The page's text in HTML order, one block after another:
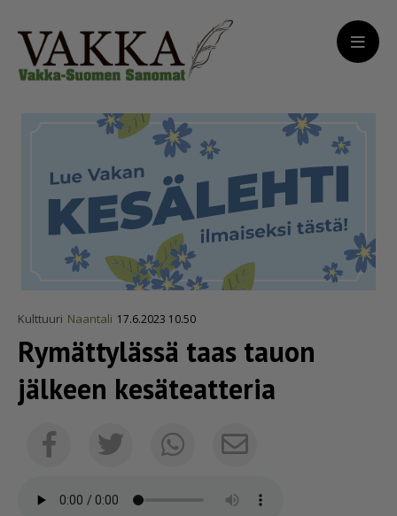
Kulttuuri Naantali 17.6.2023 10.50
Rymättylässä taas tauon
jälkeen kesäteatteria
FacebookTwitterWhatsappSähköposti